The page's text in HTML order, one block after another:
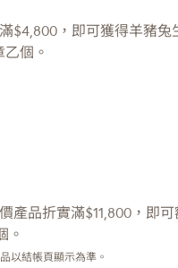
$4,800，即可獲得羊豬兔
個。
產品折實滿$11,800，即
。
以結帳頁顯示為準。